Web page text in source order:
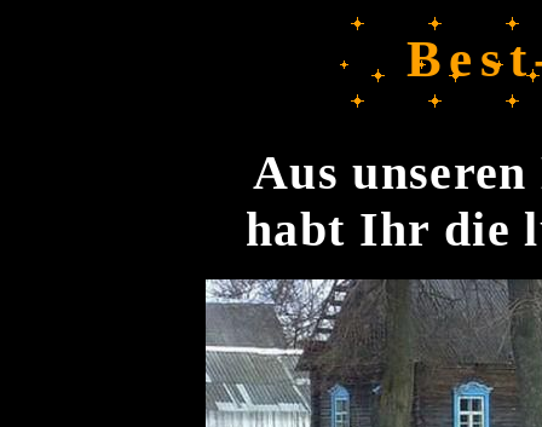
Aus
habt Ihr die